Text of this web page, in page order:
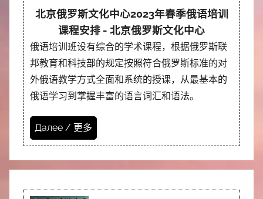
北京俄罗斯文化中心2023年春季俄语培训
课程安排 - 北京俄罗斯文化中心
俄语培训班设有综合的学术课程，根据俄罗斯联
邦教育和科技部的规定按照符合俄罗斯标准的对
外俄语教学方式全面和系统的授课，从最基本的
俄语学习到掌握丰富的语言词汇和语法。
Далее / 更多